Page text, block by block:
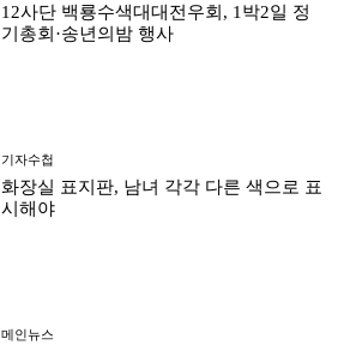
12사단 백룡수색대대전우회, 1박2일 정
기총회·송년의밤 행사
기자수첩
화장실 표지판, 남녀 각각 다른 색으로 표
시해야
메인뉴스